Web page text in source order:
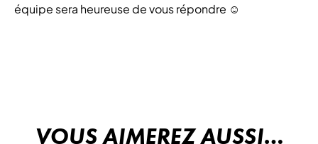
équipe sera heureuse de vous répondre ☺️
VOUS AIMEREZ AUSSI…